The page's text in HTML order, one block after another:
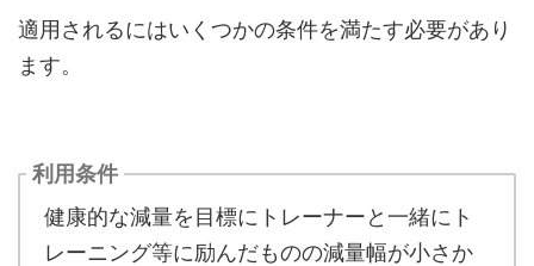
適用されるにはいくつかの条件を満たす必要があり
ます。
利用条件
健康的な減量を目標にトレーナーと一緒にト
レーニング等に励んだものの減量幅が小さか